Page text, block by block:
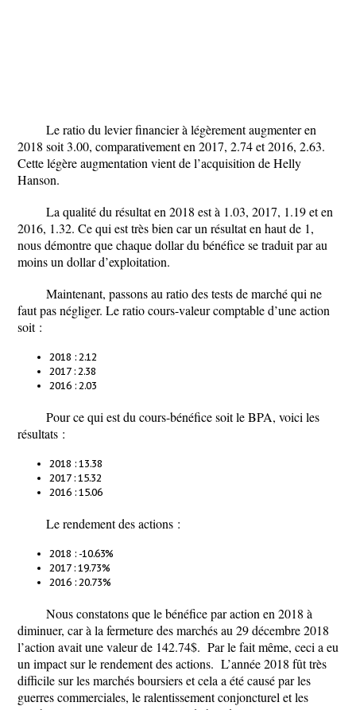
Le ratio du levier financier à légèrement augmenter en
2018 soit 3.00, comparativement en 2017, 2.74 et 2016, 2.63.
Cette légère augmentation vient de l’acquisition de Helly
Hanson.
La qualité du résultat en 2018 est à 1.03, 2017, 1.19 et en
2016, 1.32. Ce qui est très bien car un résultat en haut de 1,
nous démontre que chaque dollar du bénéfice se traduit par au
moins un dollar d’exploitation.
Maintenant, passons au ratio des tests de marché qui ne
faut pas négliger. Le ratio cours-valeur comptable d’une action
soit :
2018 : 2.12
2017 : 2.38
2016 : 2.03
Pour ce qui est du cours-bénéfice soit le BPA, voici les
résultats :
2018 : 13.38
2017 : 15.32
2016 : 15.06
Le rendement des actions :
2018 : -10.63%
2017 : 19.73%
2016 : 20.73%
Nous constatons que le bénéfice par action en 2018 à
diminuer, car à la fermeture des marchés au 29 décembre 2018
l’action avait une valeur de 142.74$. Par le fait même, ceci a eu
un impact sur le rendement des actions. L’année 2018 fût très
difficile sur les marchés boursiers et cela a été causé par les
guerres commerciales, le ralentissement conjoncturel et les